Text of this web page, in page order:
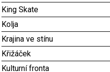
King Skate
Kolja
Krajina ve stínu
Křižáček
Kulturní fronta